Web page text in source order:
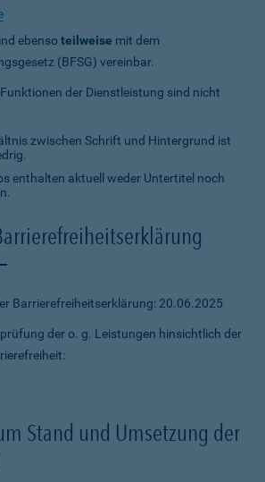
ebensoteilweise mit dem
(BFSG) vereinbar.
der Dienstleistung sind nicht
zwischen Schrift und Hintergrund ist
enthalten aktuell weder Untertitel noch
Barrierefreiheitserklärung: 20.06.2025
der o. g. Leistungen hinsichtlich der
Stand und Umsetzung der